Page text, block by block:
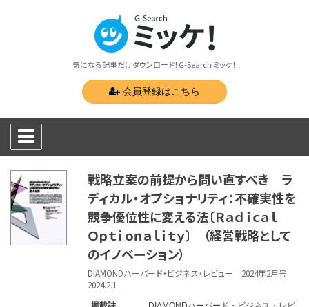
気になる記事だけダウンロード！G-Search ミッケ！
会員登録はこちら
戦略立案の前提から問い直すべき ラ
ディカル・オプショナリティ：不確実性を
競争優位性に変える法〔Ｒａｄｉｃａｌ
Ｏｐｔｉｏｎａｌｉｔｙ〕 （経営戦略として
のイノベーション）
DIAMONDハーバード・ビジネス・レビュー 2024年2月号
2024.2.1